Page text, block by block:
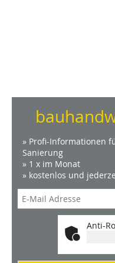
» Profi-Informationen
Sanierung
» 1 x im Monat
» kostenlos und
Anti-